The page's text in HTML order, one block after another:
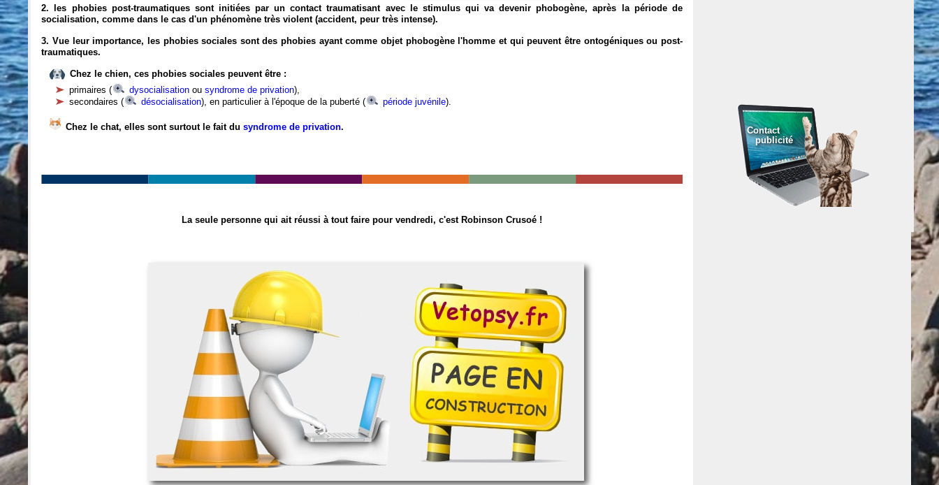
2. les phobies post-traumatiques sont initiées par un contact traumatisant avec le stimulus qui va devenir phobogène, après la période de
socialisation, comme dans le cas d'un phénomène très violent (accident, peur très intense).
3. Vue leur importance, les phobies sociales sont des phobies ayant comme objet phobogène l'homme et qui peuvent être ontogéniques ou post-
traumatiques.
Chez le chien, ces phobies sociales peuvent être :
primaires (
dysocialisation ousyndrome de privation),
secondaires (
désocialisation), en particulier à l'époque de la puberté ( période juvénile).
Chez le chat, elles sont surtout le fait dusyndrome de privation.
La seule personne qui ait réussi à tout faire pour vendredi, c'est Robinson Crusoé !
Contact
publicité